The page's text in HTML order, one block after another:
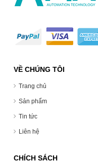
VỀ CHÚNG TÔI
Trang chủ
Sản phẩm
Tin tức
Liên hệ
CHÍCH SÁCH